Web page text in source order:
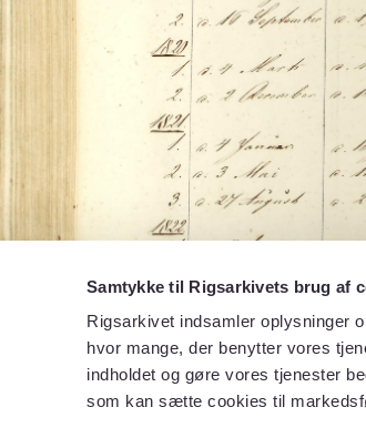
Samtykke til Rigsarkivets brug af
Rigsarkivet indsamler oplysninger
hvor mange, der benytter vores
indholdet og gøre vores tjenester
som kan sætte cookies til